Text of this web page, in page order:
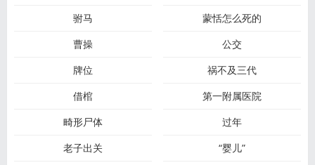
驸马
蒙恬怎么死的
曹操
公交
牌位
祸不及三代
借棺
第一附属医院
畸形尸体
过年
老子出关
“婴儿”